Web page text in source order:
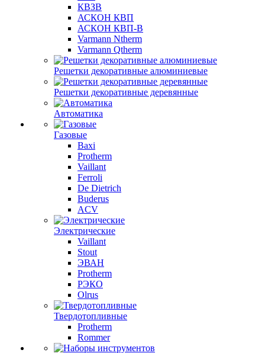
КВЗВ
АСКОН КВП
АСКОН КВП-В
Varmann Ntherm
Varmann Qtherm
Решетки декоративные алюминиевые
Решетки декоративные деревянные
Автоматика
Газовые
Baxi
Protherm
Vaillant
Ferroli
De Dietrich
Buderus
ACV
Электрические
Vaillant
Stout
ЭВАН
Protherm
РЭКО
Olrus
Твердотопливные
Protherm
Rommer